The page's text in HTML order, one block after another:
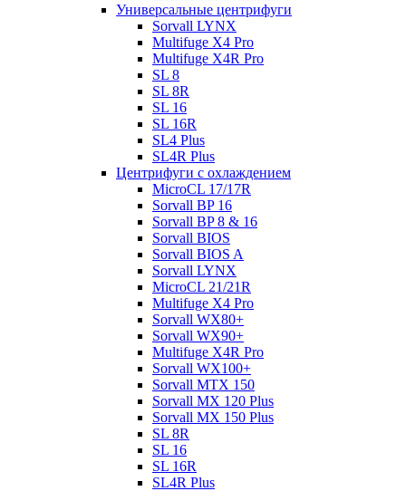
Универсальные центрифуги
Sorvall LYNX
Multifuge X4 Pro
Multifuge X4R Pro
SL 8
SL 8R
SL 16
SL 16R
SL4 Plus
SL4R Plus
Центрифуги с охлаждением
MicroCL 17/17R
Sorvall BP 16
Sorvall BP 8 & 16
Sorvall BIOS
Sorvall BIOS A
Sorvall LYNX
MicroCL 21/21R
Multifuge X4 Pro
Sorvall WX80+
Sorvall WX90+
Multifuge X4R Pro
Sorvall WX100+
Sorvall МТХ 150
Sorvall МХ 120 Plus
Sorvall МХ 150 Plus
SL 8R
SL 16
SL 16R
SL4R Plus